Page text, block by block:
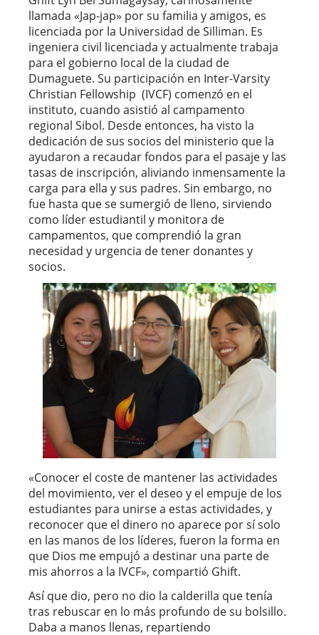
llamada «Jap-jap» por su familia y amigos, es
licenciada por la Universidad de Silliman. Es
ingeniera civil licenciada y actualmente trabaja
para el gobierno local de la ciudad de
Dumaguete. Su participación en Inter-Varsity
Christian Fellowship (IVCF) comenzó en el
instituto, cuando asistió al campamento
regional Sibol. Desde entonces, ha visto la
dedicación de sus socios del ministerio que la
ayudaron a recaudar fondos para el pasaje y las
tasas de inscripción, aliviando inmensamente la
carga para ella y sus padres. Sin embargo, no
fue hasta que se sumergió de lleno, sirviendo
como líder estudiantil y monitora de
campamentos, que comprendió la gran
necesidad y urgencia de tener donantes y
socios.
«Conocer el coste de mantener las actividades
del movimiento, ver el deseo y el empuje de los
estudiantes para unirse a estas actividades, y
reconocer que el dinero no aparece por sí solo
en las manos de los líderes, fueron la forma en
que Dios me empujó a destinar una parte de
mis ahorros a la IVCF», compartió Ghift.
Así que dio, pero no dio la calderilla que tenía
tras rebuscar en lo más profundo de su bolsillo.
Daba a manos llenas, repartiendo